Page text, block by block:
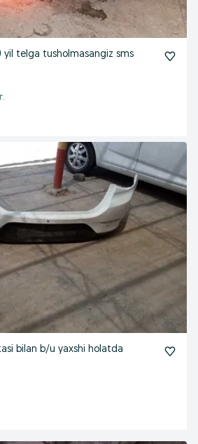
yil telga tusholmasangiz sms
Onix orqa bufer yubkasi bilan b/u yaxshi holatda